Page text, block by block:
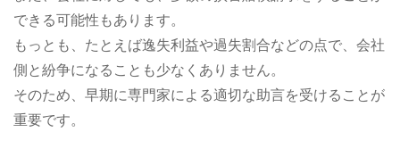
できる可能性もあります。
もっとも、たとえば逸失利益や過失割合などの点で、会社
側と紛争になることも少なくありません。
そのため、早期に専門家による適切な助言を受けることが
重要です。